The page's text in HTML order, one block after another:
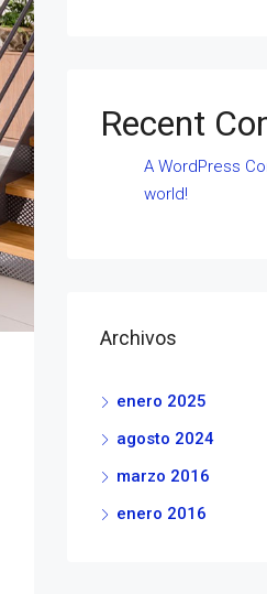
Recent
A WordPress
world!
Archivos
enero 2025
agosto 2024
marzo 2016
enero 2016